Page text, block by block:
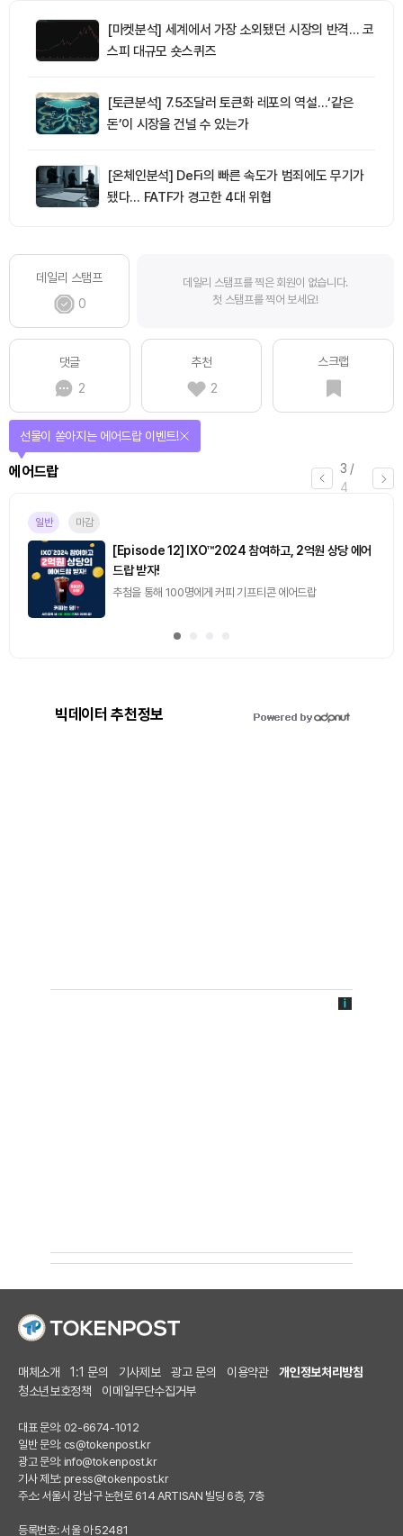
[마켓분석] 세계에서 가장 소외됐던 시장의 반격… 코
스피 대규모 숏스퀴즈
[토큰분석] 7.5조달러 토큰화 레포의 역설…‘같은
돈’이 시장을 건널 수 있는가
[온체인분석] DeFi의 빠른 속도가 범죄에도 무기가
됐다… FATF가 경고한 4대 위협
데일리 스탬프
0
데일리 스탬프를 찍은 회원이 없습니다.
첫 스탬프를 찍어 보세요!
댓글
2
추천
2
스크랩
3 /
4
에어드랍
선물이 쏟아지는 에어드랍 이벤트!
일반 마감
[Episode 12] IXO™2024 참여하고, 2억원 상당 에어
드랍 받자!
추첨을 통해 100명에게 커피 기프티콘 에어드랍
빅데이터 추천정보
매체소개 1:1 문의 기사제보 광고 문의 이용약관
개인정보처리방침
청소년보호정책
이메일무단수집거부
대표 문의: 02-6674-1012
일반 문의: cs@tokenpost.kr
광고 문의: info@tokenpost.kr
기사 제보: press@tokenpost.kr
주소: 서울시 강남구 논현로 614 ARTISAN 빌딩 6층, 7층
등록번호: 서울 아 52481